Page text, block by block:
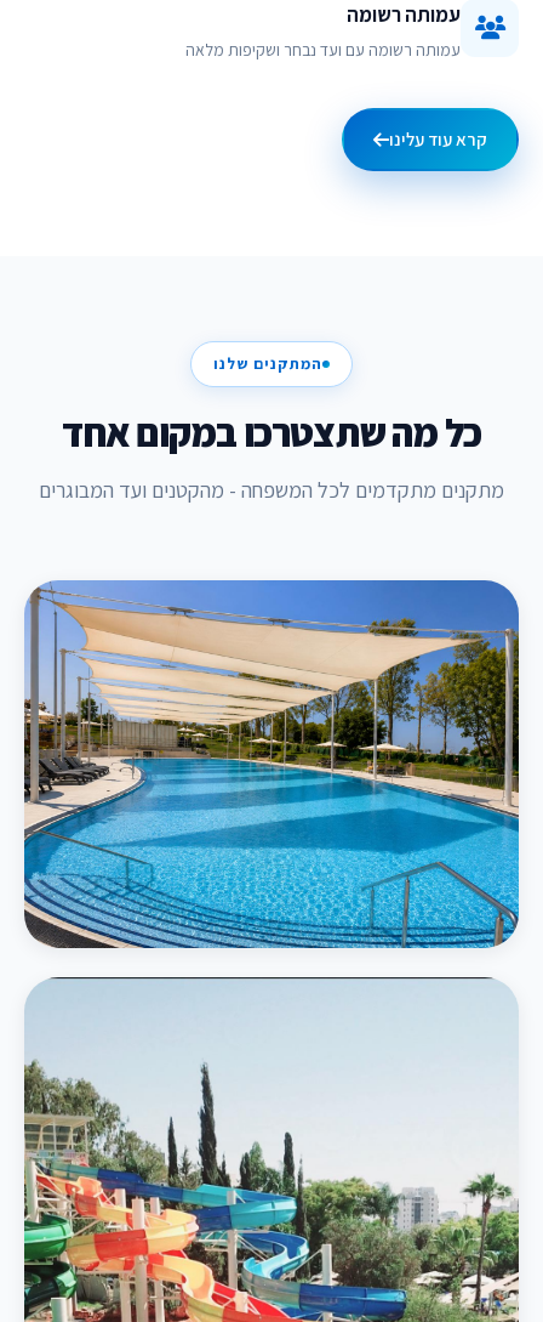
עמותה רשומה
עמותה רשומה עם ועד נבחר ושקיפות מלאה
קרא עוד עלינו
המתקנים שלנו
כל מה שתצטרכו במקום אחד
מתקנים מתקדמים לכל המשפחה - מהקטנים ועד המבוגרים
בריכה חיצונית גדולה
פרטים נוספים